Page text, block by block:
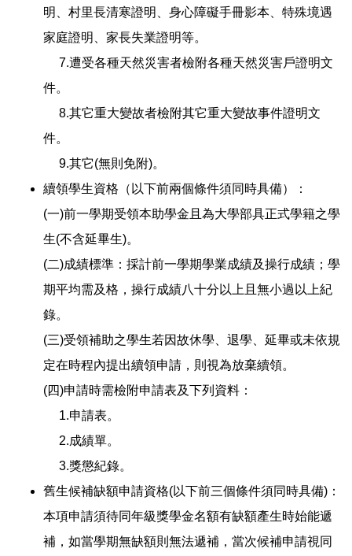
明、村里長清寒證明、身心障礙手冊影本、特殊境遇
家庭證明、家長失業證明等。
7.遭受各種天然災害者檢附各種天然災害戶證明文
件。
8.其它重大變故者檢附其它重大變故事件證明文
件。
9.其它(無則免附)。
續領學生資格（以下前兩個條件須同時具備）：
(一)前一學期受領本助學金且為大學部具正式學籍之學
生(不含延畢生)。
(二)成績標準：採計前一學期學業成績及操行成績；學
期平均需及格，操行成績八十分以上且無小過以上紀
錄。
(三)受領補助之學生若因故休學、退學、延畢或未依規
定在時程內提出續領申請，則視為放棄續領。
(四)申請時需檢附申請表及下列資料：
1.申請表。
2.成績單。
3.獎懲紀錄。
舊生候補缺額申請資格(以下前三個條件須同時具備)：
本項申請須待同年級獎學金名額有缺額產生時始能遞
補，如當學期無缺額則無法遞補，當次候補申請視同